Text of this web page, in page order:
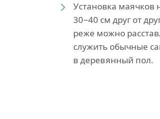
Установка маячков
30−40 см друг от
реже можно
служить обычные
в деревянный пол.